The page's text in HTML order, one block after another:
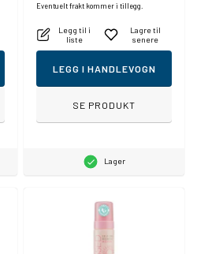
Eventuelt frakt kommer i tillegg.
Legg til i
liste
Lagre til
senere
LEGG I HANDLEVOGN
SE PRODUKT
Lager